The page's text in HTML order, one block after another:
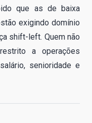
que as de baixa
exigindo domínio
shift-left. Quem não
a operações
senioridade e